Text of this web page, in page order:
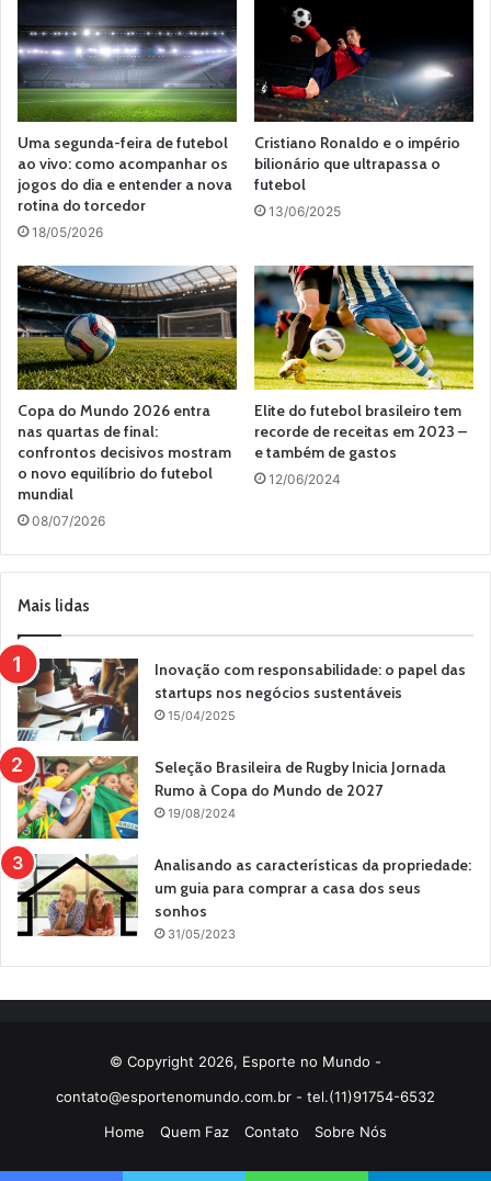
Uma segunda-feira de futebol
ao vivo: como acompanhar os
jogos do dia e entender a nova
rotina do torcedor
18/05/2026
Cristiano Ronaldo e o império
bilionário que ultrapassa o
futebol
13/06/2025
Copa do Mundo 2026 entra
nas quartas de final:
confrontos decisivos mostram
o novo equilíbrio do futebol
mundial
08/07/2026
Elite do futebol brasileiro tem
recorde de receitas em 2023 –
e também de gastos
12/06/2024
Mais lidas
Inovação com responsabilidade: o papel das
startups nos negócios sustentáveis
15/04/2025
Seleção Brasileira de Rugby Inicia Jornada
Rumo à Copa do Mundo de 2027
19/08/2024
Analisando as características da propriedade:
um guia para comprar a casa dos seus
sonhos
31/05/2023
© Copyright 2026, Esporte no Mundo -
contato@esportenomundo.com.br - tel.(11)91754-6532
Home
Quem Faz Contato Sobre Nós